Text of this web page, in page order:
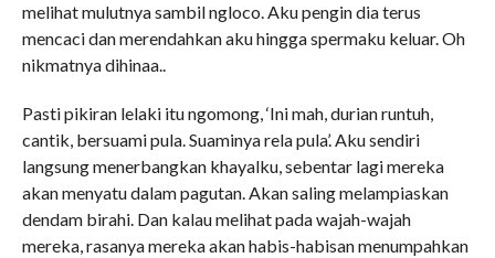
melihat mulutnya sambil ngloco. Aku pengin dia terus
mencaci dan merendahkan aku hingga spermaku keluar. Oh
nikmatnya dihinaa..
Pasti pikiran lelaki itu ngomong, ‘Ini mah, durian runtuh,
cantik, bersuami pula. Suaminya rela pula’. Aku sendiri
langsung menerbangkan khayalku, sebentar lagi mereka
akan menyatu dalam pagutan. Akan saling melampiaskan
dendam birahi. Dan kalau melihat pada wajah-wajah
mereka, rasanya mereka akan habis-habisan menumpahkan